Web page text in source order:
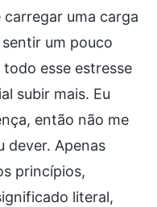
uma carga
um pouco
esse estresse
subir mais. Eu
então não me
dever. Apenas
princípios,
literal,